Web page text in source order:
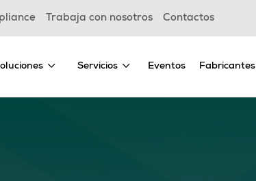
Trabaja con nosotros Contactos
Servicios Eventos Fabricantes